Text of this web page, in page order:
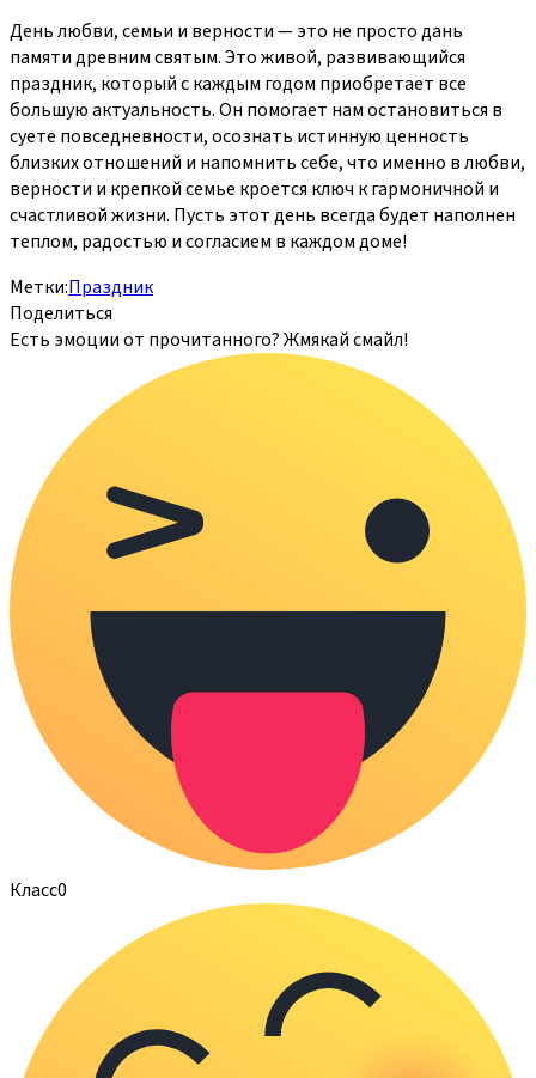
День любви, семьи и верности — это не просто дань
памяти древним святым. Это живой, развивающийся
праздник, который с каждым годом приобретает все
большую актуальность. Он помогает нам остановиться в
суете повседневности, осознать истинную ценность
близких отношений и напомнить себе, что именно в любви,
верности и крепкой семье кроется ключ к гармоничной и
счастливой жизни. Пусть этот день всегда будет наполнен
теплом, радостью и согласием в каждом доме!
Метки:Праздник
Поделиться
Есть эмоции от прочитанного? Жмякай смайл!
Класс0